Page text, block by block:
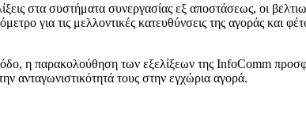
στα συστήματα συνεργασίας εξ αποστάσεως, οι
για τις μελλοντικές κατευθύνσεις της αγοράς και
η παρακολούθηση των εξελίξεων της InfoComm
ανταγωνιστικότητά τους στην εγχώρια αγορά.